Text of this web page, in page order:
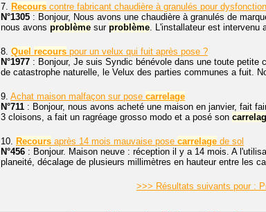
7. Recours contre fabricant chaudière à granulés pour
N°1305 : Bonjour, Nous avons une chaudière à granulés de
nous avons problème sur problème. L'installateur est intervenu
8. Quel recours pour un velux qui fuit après pose ?
N°1977 : Bonjour, Je suis Syndic bénévole dans une toute
de catastrophe naturelle, le Velux des parties communes a fuit.
9. Achat maison malfaçon sur pose carrelage
N°711 : Bonjour, nous avons acheté une maison en janvier, fait
3 cloisons, a fait un ragréage grosso modo et a posé son
10. Recours après 14 mois mauvaise pose carrelage de sol
N°456 : Bonjour. Maison neuve : réception il y a 14 mois. A
planeité, décalage de plusieurs millimètres en hauteur entre les
>>> Résultats suivants pour :